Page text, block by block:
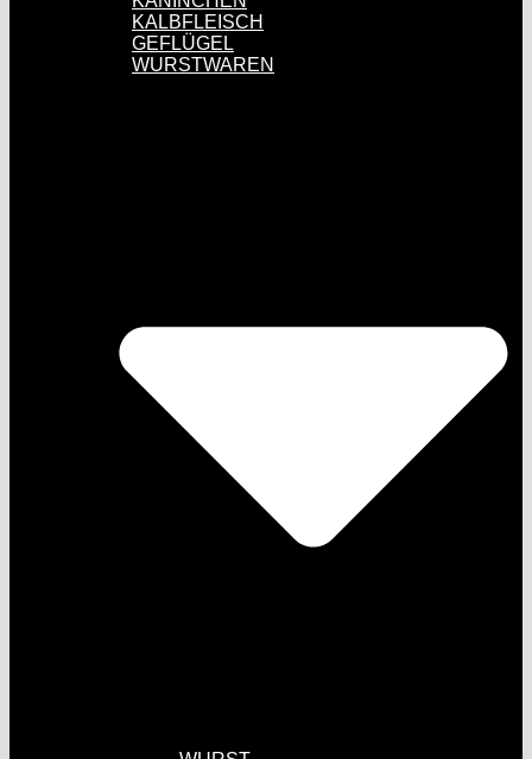
KALBFLEISCH
GEFLÜGEL
WURSTWAREN